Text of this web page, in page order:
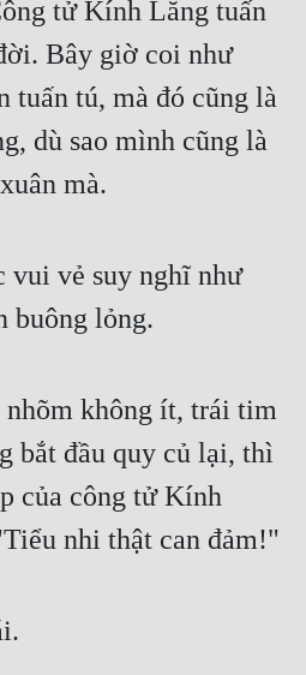
tử Kính Lăng tuấn
Bây giờ coi như
tuấn tú, mà đó cũng là
dù sao mình cũng là
mà.
vui vẻ suy nghĩ như
buông lỏng.
nhõm không ít, trái tim
bắt đầu quy củ lại, thì
của công tử Kính
nhi thật can đảm!"